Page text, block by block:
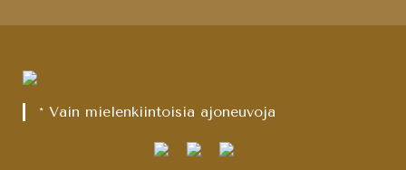
* Vain mielenkiintoisia ajoneuvoja